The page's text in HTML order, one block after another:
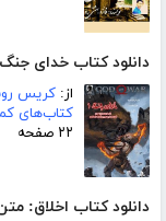
دانلود کتاب خدای جنگ 1
از: کریس
کتاب‌های
۲۲ صفحه
دانلود کتاب اخلاق: